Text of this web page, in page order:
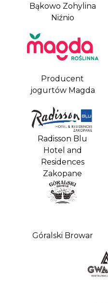
Bąkowo Zohylina
Niźnio
Producent
jogurtów Magda
Radisson Blu
Hotel and
Residences
Zakopane
Góralski Browar